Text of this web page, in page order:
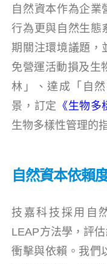
自然資本作為企業
行為更與自然生態
期關注環境議題，
免營運活動損及生
林」、達成「自
景，訂定 《生物多
生物多樣性管理的
自然資本依賴
技嘉科技採用自
LEAP方法學，評
衝擊與依賴。我們